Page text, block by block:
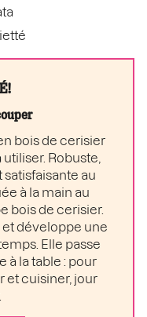
bois de cerisier
Robuste,
au
à la main au
bois de cerisier.
développe une
Elle passe
à la table : pour
et cuisiner, jour